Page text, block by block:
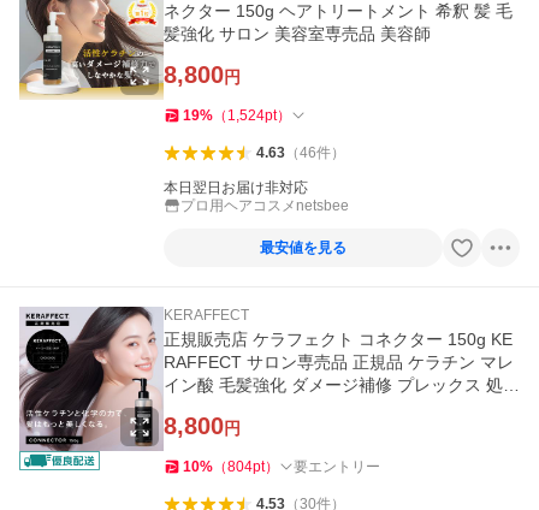
ネクター 150g ヘアトリートメント 希釈 髪 毛
髪強化 サロン 美容室専売品 美容師
8,800円
19% （ 1,524pt）
4.63（46件）
本日翌日お届け非対応
プロ用ヘアコスメnetsbee
最安値を見る
KERAFFECT
正規販売店 ケラフェクト コネクター 150g KE
RAFFECT サロン専売品 正規品 ケラチン マレ
イン酸 毛髪強化 ダメージ補修 プレックス 処理
8,800円
10% （804pt） 要エントリー
4.53（30件）